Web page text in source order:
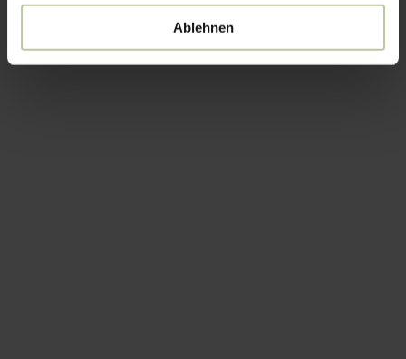
Ablehnen